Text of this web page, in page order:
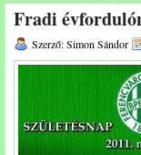
Fradi
Szerző: Simon Sándor